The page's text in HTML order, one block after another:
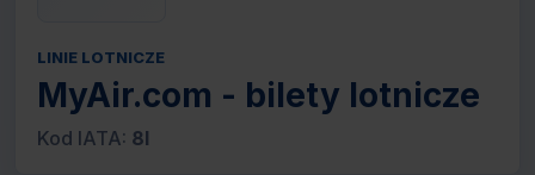
LINIE LOTNICZE
MyAir.com - bilety lotnicze
Kod IATA: 8I